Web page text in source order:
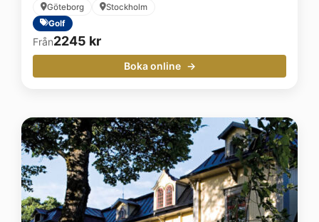
Göteborg
Stockholm
Golf
Från2245 kr
Boka online